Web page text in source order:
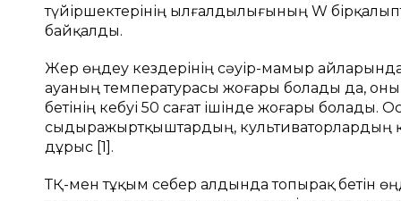
түйіршектерінің ылғалдылығының W
байқалды.
Жер өңдеу кездерінің сәуір-мамыр
ауаның температурасы жоғары болады да,
бетінің кебуі 50 сағат ішінде жоғары
сыдыражыртқыштардың, культиваторлардың
дұрыс [1].
ТҚ-мен тұқым себер алдында топырақ бетін